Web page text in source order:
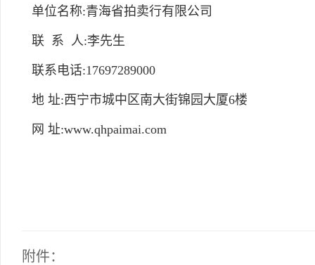
单位名称:青海省拍卖行有限公司
联 系 人:李先生
联系电话:17697289000
地 址:西宁市城中区南大街锦园大厦6楼
网 址:www.qhpaimai.com
附件：